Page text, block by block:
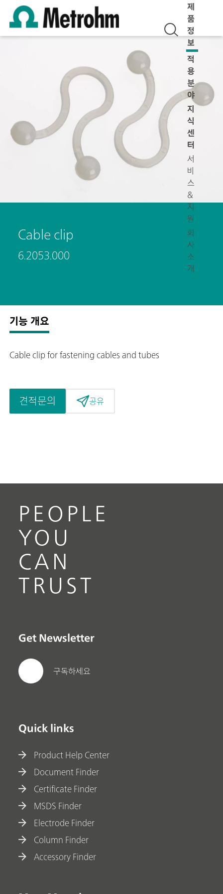
제
품
정
보
적
용
분
야
지
식
센
터
서
비
스
&
지
원
회
사
소
개
Cable clip
6.2053.000
기능 개요
Cable clip for fastening cables and tubes
견적문의 공유
PEOPLE
YOU
CAN
TRUST
Get Newsletter
구독하세요
Quick links
Product Help Center
Document Finder
Certificate Finder
MSDS Finder
Electrode Finder
Column Finder
Accessory Finder